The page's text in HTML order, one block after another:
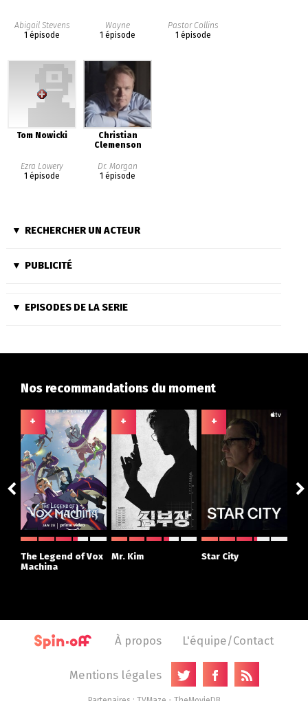
Abigail Stevens
1 épisode
Wayne
1 épisode
Pastor Collins
1 épisode
Tom Nowicki
Ezra Lowery
1 épisode
Christian
Clemenson
Dr. Morgan
1 épisode
RECHERCHER UN ACTEUR
PUBLICITÉ
EPISODES DE LA SERIE
Nos recommandations du moment
+
The Legend of Vox
Machina
+
Mr. Kim
+
Star City
À propos L'équipe/Contact
Mentions légales